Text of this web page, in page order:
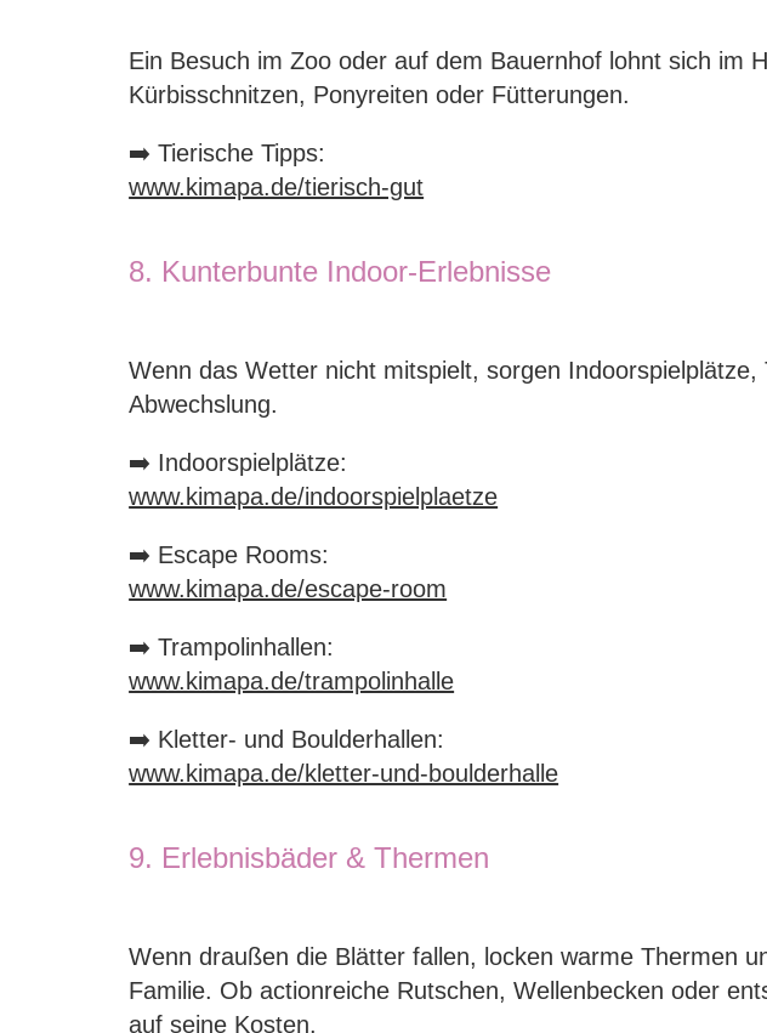
Ein Besuch im Zoo oder auf dem Bauernhof lohnt sich im
Kürbisschnitzen, Ponyreiten oder Fütterungen.
➡️ Tierische Tipps:
www.kimapa.de/tierisch-gut
8. Kunterbunte Indoor-Erlebnisse
Wenn das Wetter nicht mitspielt, sorgen
Abwechslung.
➡️ Indoorspielplätze:
www.kimapa.de/indoorspielplaetze
➡️ Escape Rooms:
www.kimapa.de/escape-room
➡️ Trampolinhallen:
www.kimapa.de/trampolinhalle
➡️ Kletter- und Boulderhallen:
www.kimapa.de/kletter-und-boulderhalle
9. Erlebnisbäder & Thermen
Wenn draußen die Blätter fallen, locken warme Thermen
Familie. Ob actionreiche Rutschen, Wellenbecken oder
auf seine Kosten.